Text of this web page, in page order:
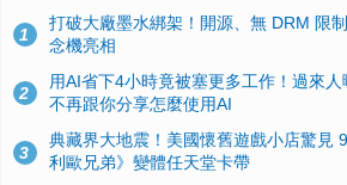
1
打破大廠墨水綁架！開源、無 DRM 限
念機亮相
2
用AI省下4小時竟被塞更多工作！過來
不再跟你分享怎麼使用AI
3
典藏界大地震！美國懷舊遊戲小店驚見
利歐兄弟》變體任天堂卡帶